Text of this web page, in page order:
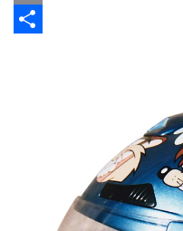
Email